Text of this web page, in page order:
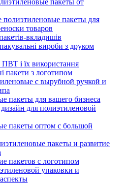
полиэтиленовые пакеты для
товаров
вкладишів
вироби з друком
ПВТ і їх використання
пакети з логотипом
с вырубной ручкой и
пакеты для вашего бизнеса
для полиэтиленовой
пакеты оптом с большой
пакеты и развитие
пакетов с логотипом
упаковки и